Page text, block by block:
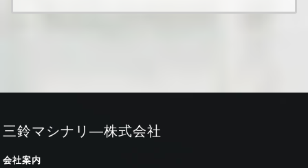
三鈴マシナリ―株式会社
会社案内